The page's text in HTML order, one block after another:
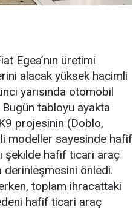
Egea’nın üretimi
alacak yüksek hacimli
yarısında otomobil
Bugün tabloyu ayakta
projesinin (Doblo,
modeller sayesinde hafif
şekilde hafif ticari araç
derinleşmesini önledi.
toplam ihracattaki
hafif ticari araç